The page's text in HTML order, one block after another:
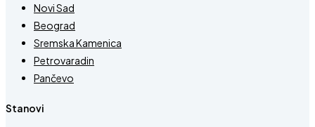
Novi Sad
Beograd
Sremska Kamenica
Petrovaradin
Pančevo
Stanovi